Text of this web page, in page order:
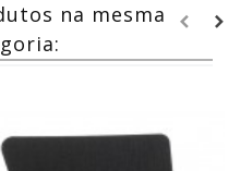
na mesma